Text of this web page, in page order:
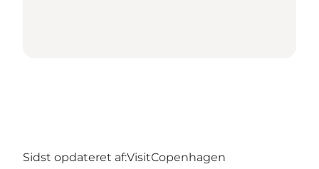
Sidst opdateret af:VisitCopenhagen